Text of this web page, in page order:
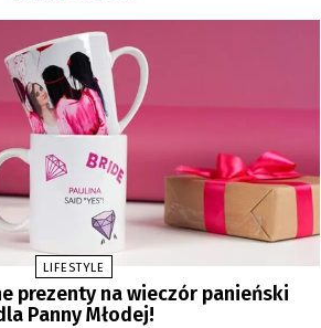
LIFESTYLE
prezenty na wieczór panieński
Panny Młodej!